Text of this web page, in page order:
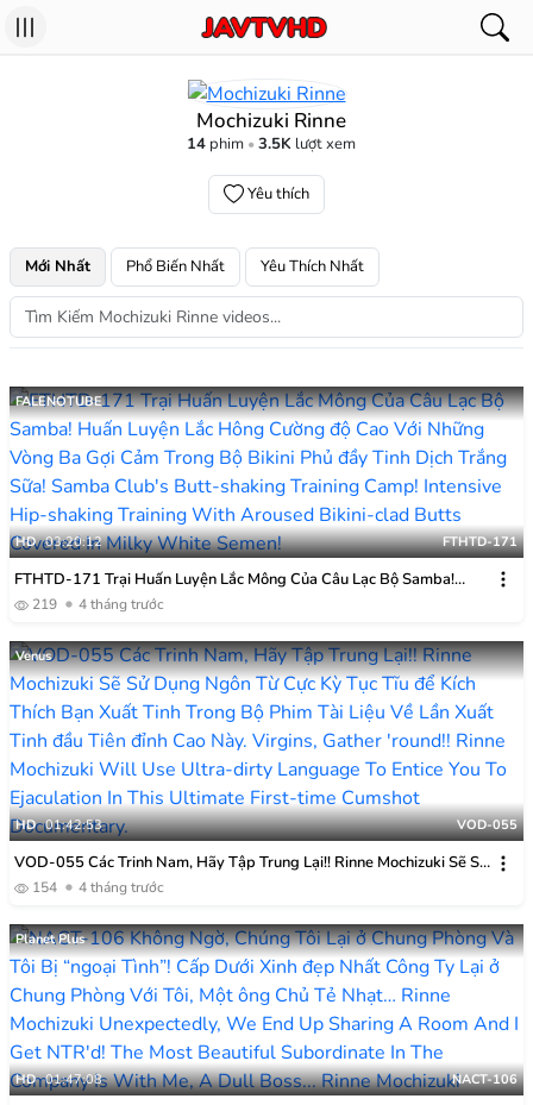
Mochizuki Rinne
14 phim 3.5K lượt xem
Yêu thích
Mới Nhất Phổ Biến Nhất Yêu Thích Nhất
FALENOTUBE
HD 03:20:12 FTHTD-171
FTHTD-171 Trại Huấn Luyện Lắc Mông Của Câu Lạc Bộ Samba!
Huấn Luyện Lắc Hông Cường độ Cao Với Những Vòng Ba Gợi Cảm
219 4 tháng trước
Venus
HD 01:42:53 VOD-055
VOD-055 Các Trinh Nam, Hãy Tập Trung Lại!! Rinne Mochizuki Sẽ Sử
Dụng Ngôn Từ Cực Kỳ Tục Tĩu để Kích Thích Bạn Xuất Tinh Trong Bộ
154 4 tháng trước
Planet Plus
HD 01:47:08 NACT-106